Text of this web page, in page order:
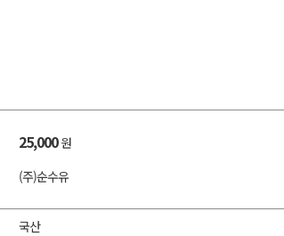
25,000원
(주)순수유
국산